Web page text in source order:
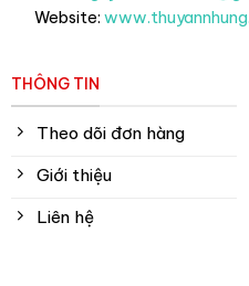
Website:
THÔNG TIN
Theo dõi đơn hàng
Giới thiệu
Liên hệ